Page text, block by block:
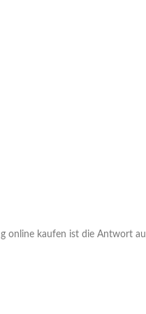
online kaufen ist die Antwort